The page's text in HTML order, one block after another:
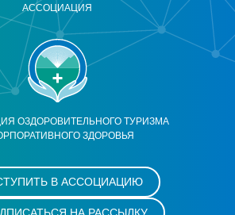
ОЗДОРОВИТЕЛЬНОГО ТУРИЗМА
ЗДОРОВЬЯ
АССОЦИАЦИЯ
В АССОЦИАЦИЮ